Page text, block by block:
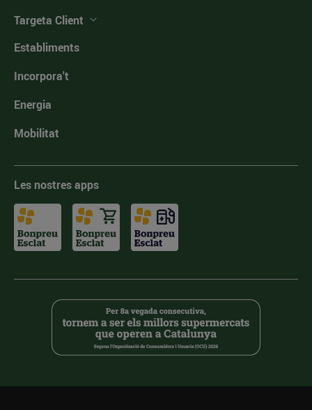
Targeta Client
Establiments
Incorpora't
Energia
Mobilitat
Les nostres apps